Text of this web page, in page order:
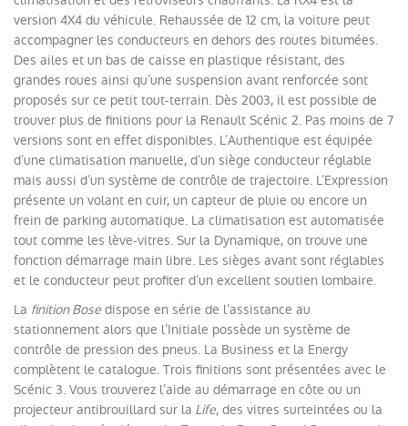
version 4X4 du véhicule. Rehaussée de 12 cm, la voiture peut
accompagner les conducteurs en dehors des routes bitumées.
Des ailes et un bas de caisse en plastique résistant, des
grandes roues ainsi qu’une suspension avant renforcée sont
proposés sur ce petit tout-terrain. Dès 2003, il est possible de
trouver plus de finitions pour la Renault Scénic 2. Pas moins de 7
versions sont en effet disponibles. L’Authentique est équipée
d’une climatisation manuelle, d’un siège conducteur réglable
mais aussi d’un système de contrôle de trajectoire. L’Expression
présente un volant en cuir, un capteur de pluie ou encore un
frein de parking automatique. La climatisation est automatisée
tout comme les lève-vitres. Sur la Dynamique, on trouve une
fonction démarrage main libre. Les sièges avant sont réglables
et le conducteur peut profiter d’un excellent soutien lombaire.
La finition Bose dispose en série de l’assistance au
stationnement alors que l’Initiale possède un système de
contrôle de pression des pneus. La Business et la Energy
complètent le catalogue. Trois finitions sont présentées avec le
Scénic 3. Vous trouverez l’aide au démarrage en côte ou un
projecteur antibrouillard sur la Life, des vitres surteintées ou la